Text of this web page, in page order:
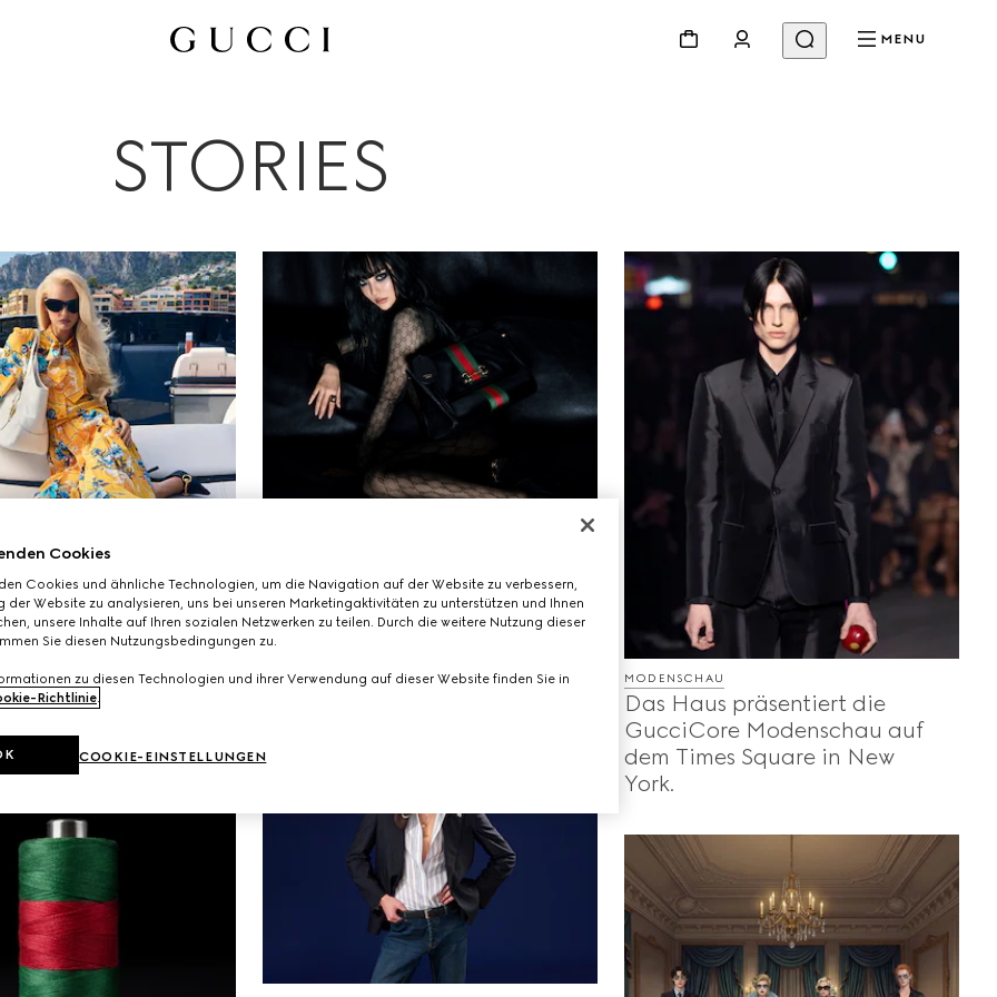
MENU
STORIES
Monte Carlos
neue Gucci Summer
von der Sehnsucht
und Leichtigkeit.
NINGNING, Kate Moss und
Emily Ratajkowski rückt die
Verbundenheit zwischen
Tasche und Trägerin in den
Mittelpunkt.
MODENSCHAU
Das Haus präsentiert die
GucciCore Modenschau auf
dem Times Square in New
York.
Cookies
Cookies und ähnliche Technologien, um die Navigation auf der Website zu verbessern,
der Website zu analysieren, uns bei unseren Marketingaktivitäten zu unterstützen und Ihnen
unsere Inhalte auf Ihren sozialen Netzwerken zu teilen. Durch die weitere Nutzung dieser
Sie diesen Nutzungsbedingungen zu.
zu diesen Technologien und ihrer Verwendung auf dieser Website finden Sie in
Richtlinie.
COOKIE-EINSTELLUNGEN